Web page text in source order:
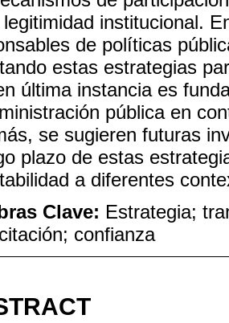
legitimidad institucional.
de políticas
estas estrategias
última instancia es
pública en
se sugieren futuras
plazo de estas
a diferentes
Clave: Estrategia;
confianza